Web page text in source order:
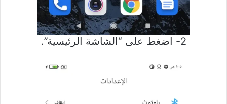
2- اضغط على “الشاشة الرئيسية”.